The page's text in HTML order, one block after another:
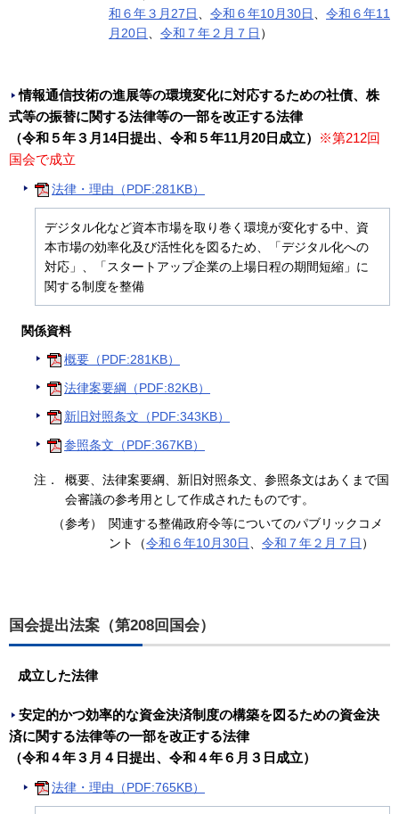
和６年３月27日
令和６年10月30日
令和６年11
月20日
令和７年２月７日 ）
情報通信技術の進展等の環境変化に対応するための社債、株
式等の振替に関する法律等の一部を改正する法律
（令和５年３月14日提出、令和５年11月20日成立）
※第212回
国会で成立
法律・理由（PDF:281KB）
デジタル化など資本市場を取り巻く環境が変化する中、資
本市場の効率化及び活性化を図るため、「デジタル化への
対応」、「スタートアップ企業の上場日程の期間短縮」に
関する制度を整備
関係資料
概要（PDF:281KB）
法律案要綱（PDF:82KB）
新旧対照条文（PDF:343KB）
参照条文（PDF:367KB）
注．
概要、法律案要綱、新旧対照条文、参照条文はあくまで国
会審議の参考用として作成されたものです。
（参考）
関連する整備政府令等についてのパブリックコメ
ント（令和６年10月30日 令和７年２月７日 ）
国会提出法案（第208回国会）
成立した法律
安定的かつ効率的な資金決済制度の構築を図るための資金決
済に関する法律等の一部を改正する法律
（令和４年３月４日提出、令和４年６月３日成立）
法律・理由（PDF:765KB）